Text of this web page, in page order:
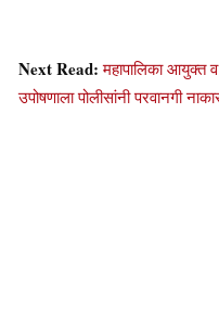
Next Read:महापालिका आयुक्त
उपोषणाला पोलीसांनी परवानगी